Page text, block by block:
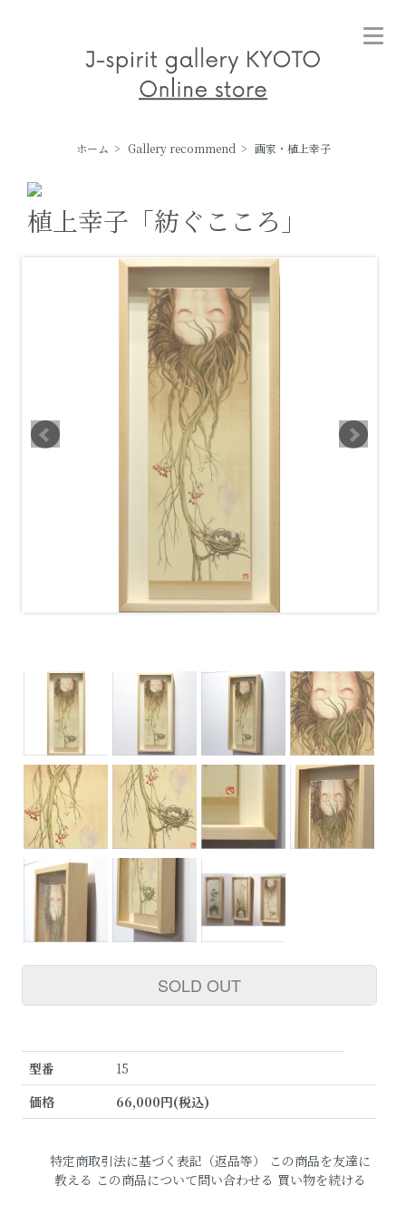
ホーム > Gallery recommend > 画家・植上幸子
植上幸子「紡ぐこころ」
SOLD OUT
型番
15
価格
66,000円(税込)
特定商取引法に基づく表記（返品等）
この商品を友達に
教える この商品について問い合わせる 買い物を続ける